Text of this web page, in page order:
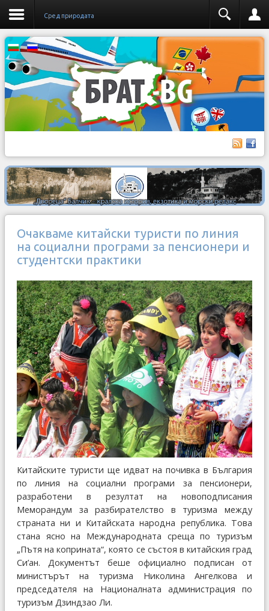
Сред природата
Очакваме китайски туристи по линия
на социални програми за пенсионери и
студентски практики
Китайските туристи ще идват на почивка в България
по линия на социални програми за пенсионери,
разработени в резултат на новоподписания
Меморандум за разбирателство в туризма между
страната ни и Китайската народна република. Това
стана ясно на Международната среща по туризъм
„Пътя на коприната“, която се състоя в китайския град
Си’ан. Документът беше официално подписан от
министърът на туризма Николина Ангелкова и
председателя на Националната администрация по
туризъм Дзиндзао Ли.